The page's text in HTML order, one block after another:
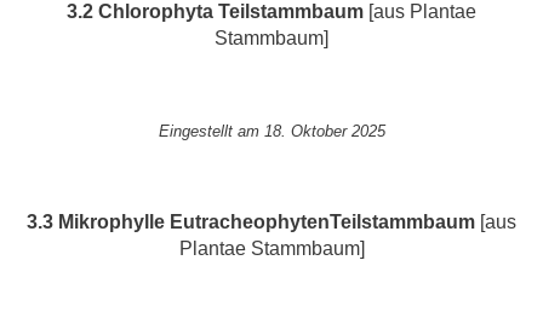
3.2 Chlorophyta Teilstammbaum [aus Plantae
Stammbaum]
Eingestellt am 18. Oktober 2025
3.3 Mikrophylle EutracheophytenTeilstammbaum [aus
Plantae Stammbaum]